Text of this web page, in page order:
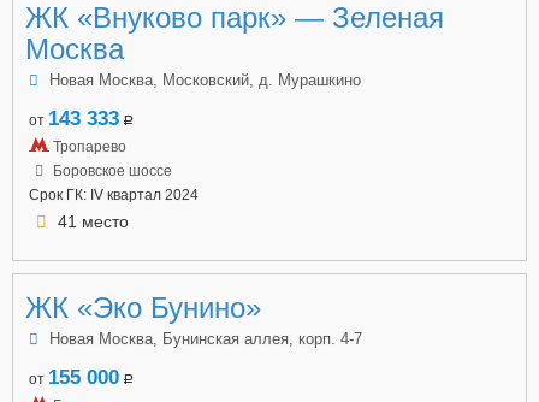
ЖК «Внуково парк» — Зеленая
Москва
Новая Москва, Московский, д. Мурашкино
от 143 333 a
Тропарево
Боровское шоссе
Срок ГК: IV квартал 2024
41 место
ЖК «Эко Бунино»
Новая Москва, Бунинская аллея, корп. 4-7
от 155 000 a